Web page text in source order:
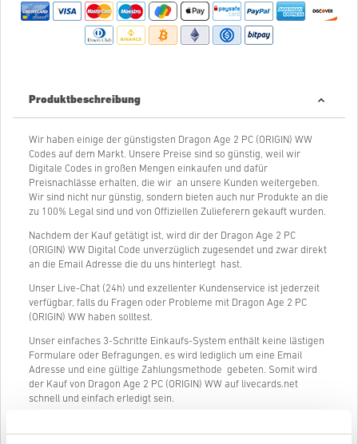
Produktbeschreibung
Wir haben einige der günstigsten Dragon Age 2 PC (ORIGIN) WW
Codes auf dem Markt. Unsere Preise sind so günstig, weil wir
Digitale Codes in großen Mengen einkaufen und dafür
Preisnachlässe erhalten, die wir an unsere Kunden weitergeben.
Wir sind nicht nur günstig, sondern bieten auch nur Produkte an die
zu 100% Legal sind und von Offiziellen Zulieferern gekauft wurden.
Nachdem der Kauf getätigt ist, wird dir der Dragon Age 2 PC
(ORIGIN) WW Digital Code unverzüglich zugesendet und zwar direkt
an die Email Adresse die du uns hinterlegt hast.
Unser Live-Chat (24h) und exzellenter Kundenservice ist jederzeit
verfügbar, falls du Fragen oder Probleme mit Dragon Age 2 PC
(ORIGIN) WW haben solltest.
Unser einfaches 3-Schritte Einkaufs-System enthält keine lästigen
Formulare oder Befragungen, es wird lediglich um eine Email
Adresse und eine gültige Zahlungsmethode gebeten. Somit wird
der Kauf von Dragon Age 2 PC (ORIGIN) WW auf livecards.net
schnell und einfach erledigt sein.